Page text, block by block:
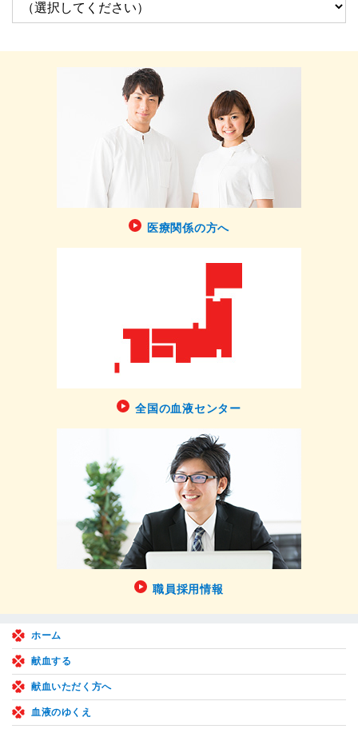
医療関係の方へ
全国の血液センター
職員採用情報
ホーム
献血する
献血いただく方へ
血液のゆくえ